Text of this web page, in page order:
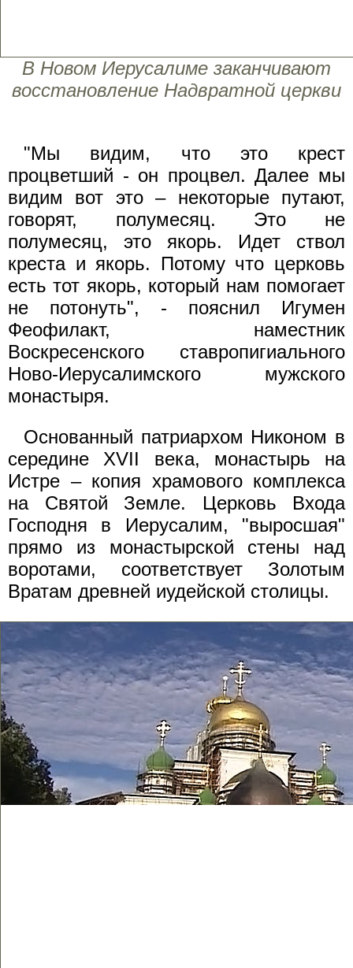
В Новом Иерусалиме заканчивают
восстановление Надвратной церкви
"Мы видим, что это крест
процветший - он процвел. Далее мы
видим вот это – некоторые путают,
говорят, полумесяц. Это не
полумесяц, это якорь. Идет ствол
креста и якорь. Потому что церковь
есть тот якорь, который нам помогает
не потонуть", - пояснил Игумен
Феофилакт, наместник
Воскресенского ставропигиального
Ново-Иерусалимского мужского
монастыря.
Основанный патриархом Никоном в
середине XVII века, монастырь на
Истре – копия храмового комплекса
на Святой Земле. Церковь Входа
Господня в Иерусалим, "выросшая"
прямо из монастырской стены над
воротами, соответствует Золотым
Вратам древней иудейской столицы.